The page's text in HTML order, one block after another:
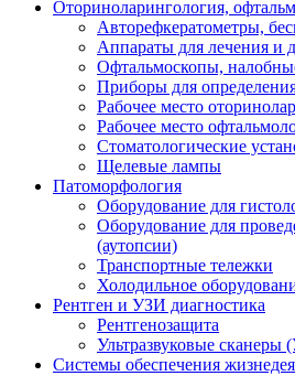
Оториноларингология,
Авторефкератометры,
Аппараты для лечения и
Офтальмоскопы,
Приборы для
Рабочее место
Рабочее место
Стоматологические
Щелевые лампы
Патоморфология
Оборудование для
Оборудование для
(аутопсии)
Транспортные тележки
Холодильное
Рентген и УЗИ диагностика
Рентгенозащита
Ультразвуковые сканеры
Системы обеспечения